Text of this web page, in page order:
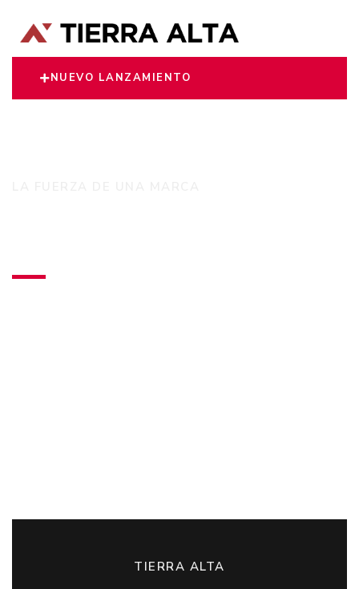
NUEVO LANZAMIENTO
TIERRA ALTA